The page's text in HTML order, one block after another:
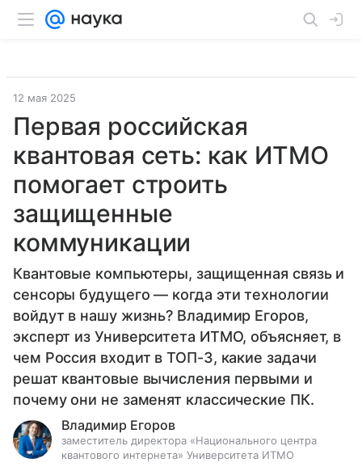
12 мая 2025
Первая российская
квантовая сеть: как ИТМО
помогает строить
защищенные
коммуникации
Квантовые компьютеры, защищенная связь и
сенсоры будущего — когда эти технологии
войдут в нашу жизнь? Владимир Егоров,
эксперт из Университета ИТМО, объясняет, в
чем Россия входит в ТОП-3, какие задачи
решат квантовые вычисления первыми и
почему они не заменят классические ПК.
Владимир Егоров
заместитель директора «Национального центра
квантового интернета» Университета ИТМО